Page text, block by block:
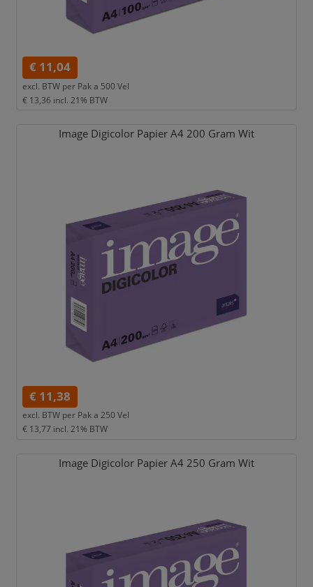
€ 11,04
excl. BTW per Pak a 500 Vel
€ 13,36 incl. 21% BTW
Image Digicolor Papier A4 200 Gram Wit
€ 11,38
excl. BTW per Pak a 250 Vel
€ 13,77 incl. 21% BTW
Image Digicolor Papier A4 250 Gram Wit